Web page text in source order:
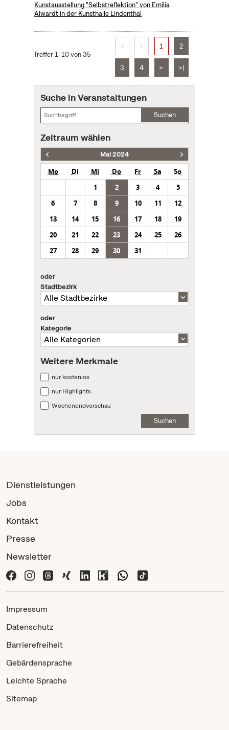
Kunstausstellung "Selbstreflektion" von Emilia
Alwardt in der Kunsthalle Lindenthal
Treffer 1–10 von 35
|< < 1 2
3 4 > >|
Suche in Veranstaltungen
Suchen
Zeitraum wählen
Mai 2024
Mo Di Mi Do Fr Sa
So
1
2 3 4
5
6
7 8 9 10 11
12
13
14 15 16 17 18
19
20
21 22 23 24 25
26
27
28 29 30 31
oder
Stadtbezirk
oder
Kategorie
Weitere Merkmale
nur kostenlos
nur Highlights
Wochenendvorschau
Suchen
Dienstleistungen
Jobs
Kontakt
Presse
Newsletter
Impressum
Datenschutz
Barrierefreiheit
Gebärdensprache
Leichte Sprache
Sitemap